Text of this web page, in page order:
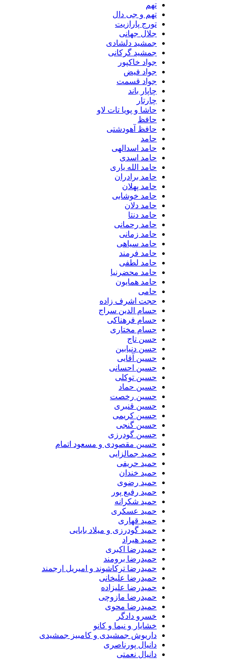
تهم و جی دال
تورج پارازیت
جلال جهانی
جمشید دلشادی
جمشید گرکانی
جواد خاکپور
جواد فیض
جواد قسمت
چاپار باند
چارتار
حاشا و پویا تات لاو
حافظ
حافظ آهودشتی
حامد
حامد اسدالهی
حامد اسدی
حامد الله یاری
حامد برادران
حامد پهلان
حامد خوشابی
حامد دلان
حامد دنتا
حامد رحمانی
حامد زمانی
حامد سیاهی
حامد فرمند
حامد لطفی
حامد محضرنیا
حامد همایون
حامی
حجت اشرف زاده
حسام الدین سراج
حسام فرهناکی
حسام مختاری
حسن تاج
حسن دنیابین
حسین آقایی
حسین احسانی
حسین توکلی
حسین حماد
حسین رخصت
حسین قنبری
حسین کریمی
حسین گنجی
حسین گودرزی
حسین مقصودی و مسعود اتمام
حمید جمالزایی
حمید حریفی
حمید خندان
حمید رضوی
حمید رفیع پور
حمید شکرانه
حمید عسکری
حمید قهاری
حمید گودرزی و میلاد بابایی
حمید هیراد
حمیدرضا اکبری
حمیدرضا برومند
حمیدرضا ترکاشوند و امیریل ارجمند
حمیدرضا علیخانی
حمیدرضا علیزاده
حمیدرضا مازوچی
حمیدرضا محوی
خسرو دادگر
خشایار و نیما و کانو
داریوش جمشیدی و کامبیز جمشیدی
دانیال پورناصری
دانیال نعمتی